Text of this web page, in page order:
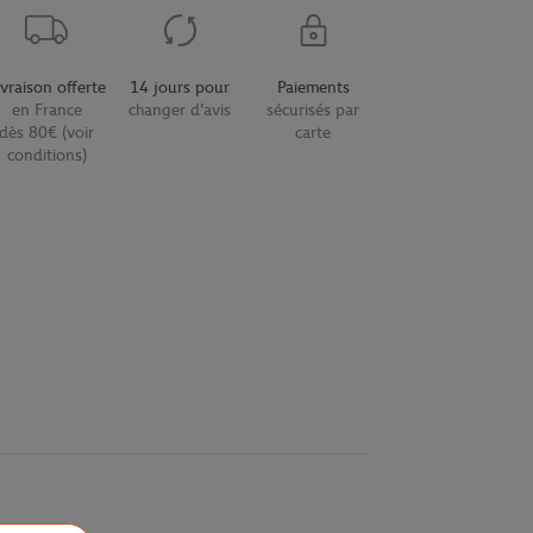
offerte
en France
dès 80€ (voir
conditions)
14 jours pour
changer d'avis
Paiements
sécurisés par
carte